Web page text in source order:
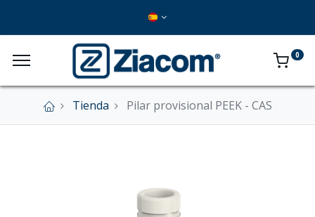
0
Tienda Pilar provisional PEEK - CAS